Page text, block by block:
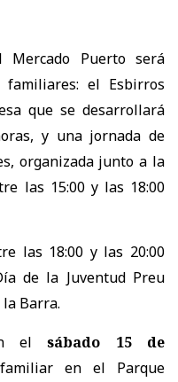
Mercado Puerto será
familiares: el Esbirros
que se desarrollará
y una jornada de
organizada junto a la
las 15:00 y las 18:00
las 18:00 y las 20:00
de la Juventud Preu
Barra.
el
sábado 15 de
en el Parque